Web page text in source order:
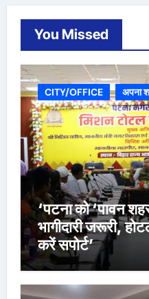
You Missed
CITY/OFFICE अपना
‘पटना को ‘पावन
भागीदारी जरूरी,
करें सपोर्ट’